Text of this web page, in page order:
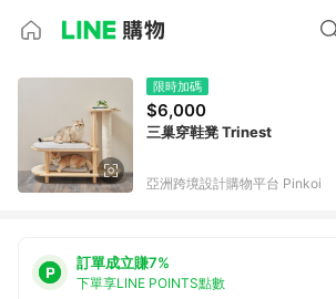
限時加碼
$6,000
三巢穿鞋凳 Trinest
亞洲跨境設計購物平台 Pinkoi
訂單成立賺7%
下單享LINE POINTS點數